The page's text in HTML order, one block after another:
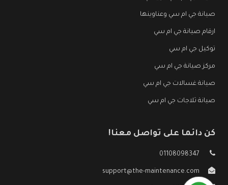
صيانة جي ام سي وعناوينها
ارقام صيانة جي ام سي
توكيل جي ام سي
مركز صيانة جي ام سي
صيانة غسالات جي ام سي
صيانة ثلاجات جي ام سي
كن دائما على تواصل معنا!
01108098347
support@the-maintenance.com